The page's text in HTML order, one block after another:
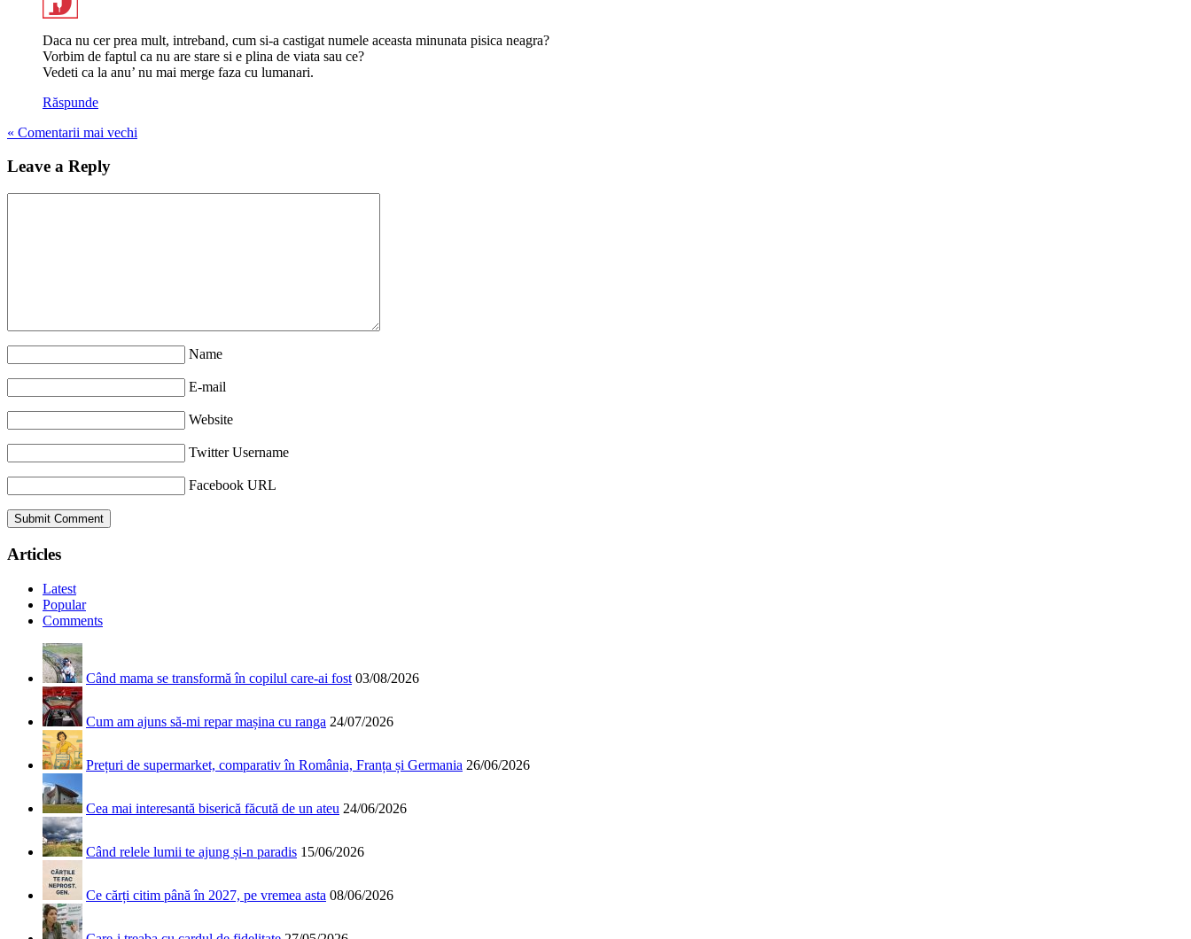
Daca nu cer prea mult, intreband, cum si-a castigat numele aceasta minunata pisica neagra?
Vorbim de faptul ca nu are stare si e plina de viata sau ce?
Vedeti ca la anu’ nu mai merge faza cu lumanari.
Răspunde
« Comentarii mai vechi
Leave a Reply
Name
E-mail
Website
Twitter Username
Facebook URL
Articles
Latest
Popular
Comments
Când mama se transformă în copilul care-ai fost 03/08/2026
Cum am ajuns să-mi repar mașina cu ranga 24/07/2026
Prețuri de supermarket, comparativ în România, Franța și Germania 26/06/2026
Cea mai interesantă biserică făcută de un ateu 24/06/2026
Când relele lumii te ajung și-n paradis 15/06/2026
Ce cărți citim până în 2027, pe vremea asta 08/06/2026